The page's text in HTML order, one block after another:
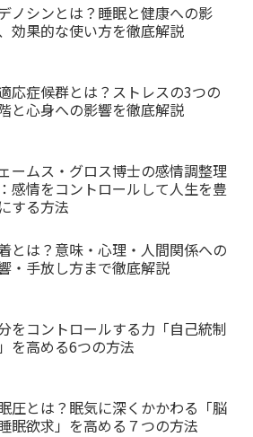
ノシンとは？睡眠と健康への影
効果的な使い方を徹底解説
応症候群とは？ストレスの3つの
と心身への影響を徹底解説
ームス・グロス博士の感情調整理
感情をコントロールして人生を豊
する方法
とは？意味・心理・人間関係への
・手放し方まで徹底解説
をコントロールする力「自己統制
を高める6つの方法
圧とは？眠気に深くかかわる「脳
眠欲求」を高める７つの方法